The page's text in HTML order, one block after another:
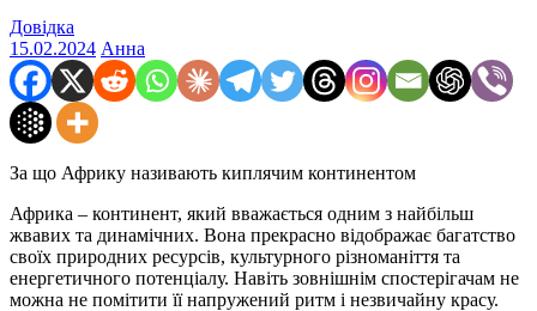
Довідка
15.02.2024 Анна
За що Африку називають киплячим континентом
Африка – континент, який вважається одним з найбільш
жвавих та динамічних. Вона прекрасно відображає багатство
своїх природних ресурсів, культурного різноманіття та
енергетичного потенціалу. Навіть зовнішнім спостерігачам не
можна не помітити її напружений ритм і незвичайну красу.